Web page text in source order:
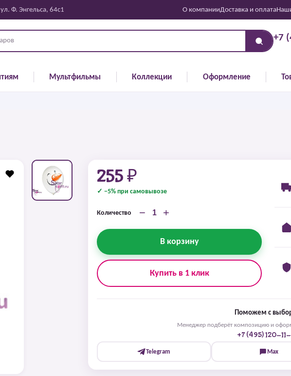
Ф. Энгельса, 64с1 О компанииДоставка и оплата
+7
Мультфильмы Коллекции Оформление
255 ₽
✓ −5% при самовывозе
Количество − +
В корзину
Купить в 1 клик
Поможем с
Менеджер подберёт композицию и
+7 (495) 120-
Telegram Max